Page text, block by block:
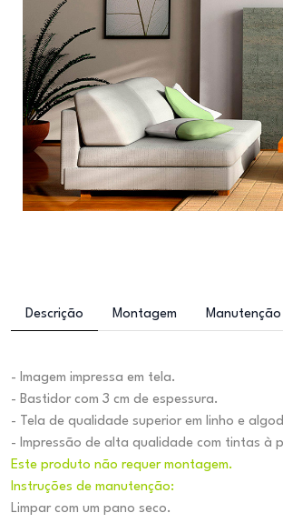
Descrição Montagem Manutenção
- Imagem impressa em tela.
- Bastidor com 3 cm de espessura.
- Tela de qualidade superior em linho e
- Impressão de alta qualidade com tintas à
Este produto não requer montagem.
Instruções de manutenção:
Limpar com um pano seco.